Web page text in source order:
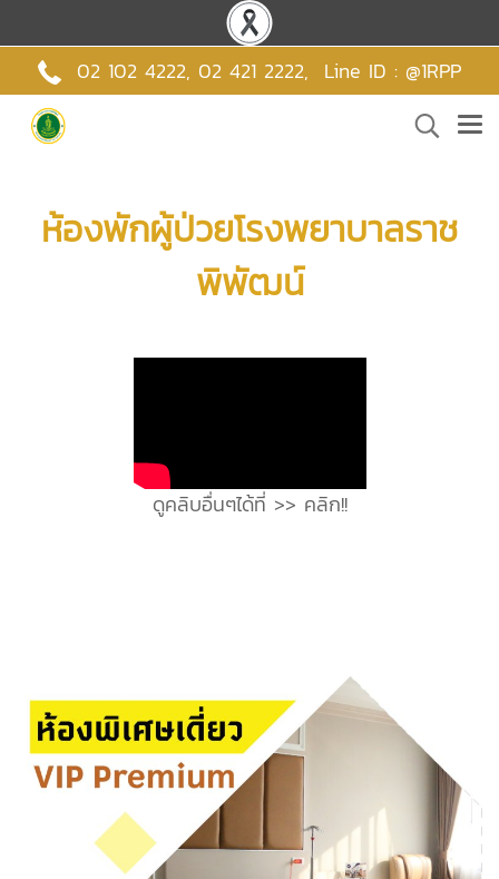
02 102 4222, 02 421 2222, Line ID : @1RPP
ห้องพักผู้ป่วยโรงพยาบาลราช
พิพัฒน์
ดูคลิบอื่นๆได้ที่ >> คลิก!!